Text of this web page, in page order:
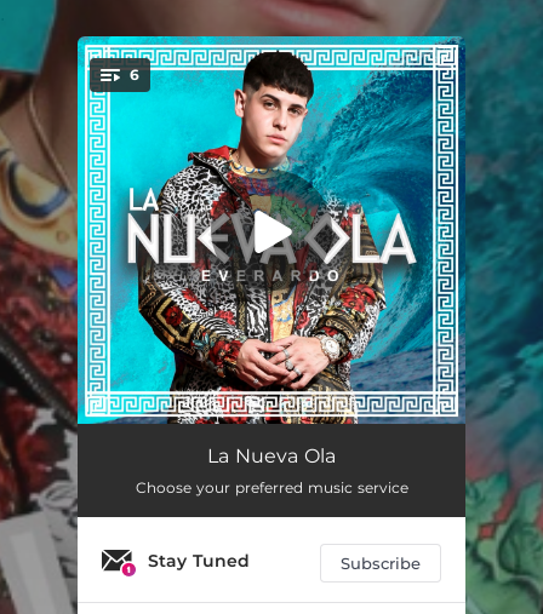
You're all set!
6
Dos Mujeres 02:52
02:57
La Nueva Ola
Choose your preferred music service
Stay Tuned Subscribe